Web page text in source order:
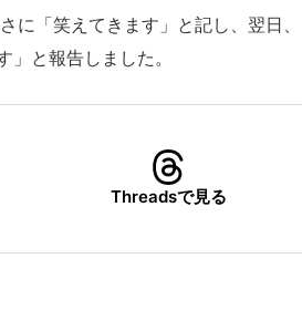
に「笑えてきます」と記し、翌日
」と報告しました。
Threadsで見る